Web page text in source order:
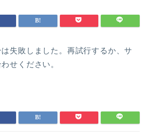
は失敗しました。再試行するか、サ
せください。